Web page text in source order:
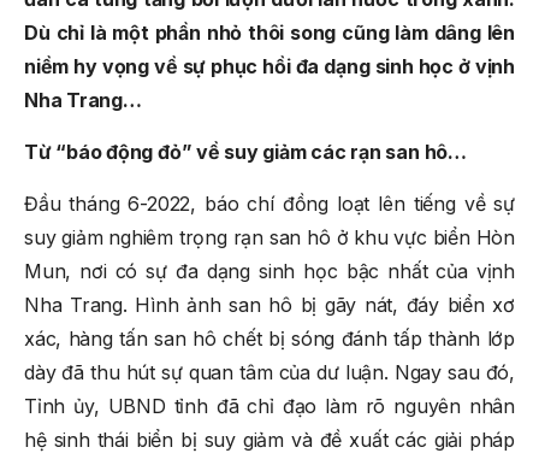
Dù chỉ là một phần nhỏ thôi song cũng làm dâng lên
niềm hy vọng về sự phục hồi đa dạng sinh học ở vịnh
Nha Trang…
Từ “báo động đỏ” về suy giảm các rạn san hô…
Đầu tháng 6-2022, báo chí đồng loạt lên tiếng về sự
suy giảm nghiêm trọng rạn san hô ở khu vực biển Hòn
Mun, nơi có sự đa dạng sinh học bậc nhất của vịnh
Nha Trang. Hình ảnh san hô bị gãy nát, đáy biển xơ
xác, hàng tấn san hô chết bị sóng đánh tấp thành lớp
dày đã thu hút sự quan tâm của dư luận. Ngay sau đó,
Tỉnh ủy, UBND tỉnh đã chỉ đạo làm rõ nguyên nhân
hệ sinh thái biển bị suy giảm và đề xuất các giải pháp